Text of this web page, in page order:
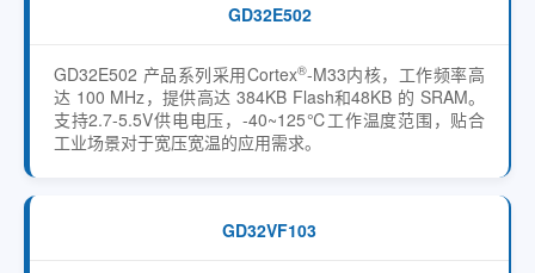
GD32E502
GD32E502 产品系列采用Cortex®-M33内核，工作频率高
达 100 MHz，提供高达 384KB Flash和48KB 的 SRAM。
支持2.7-5.5V供电电压，-40~125℃工作温度范围，贴合
工业场景对于宽压宽温的应用需求。
GD32VF103